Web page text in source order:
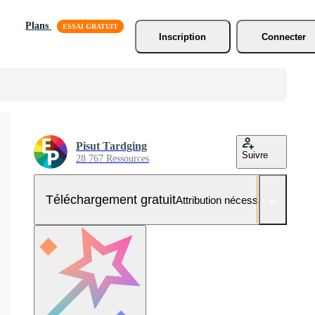
Plans
Inscription
Connecter
Pisut Tardging
28 767 Ressources Suivre
Téléchargement gratuitAttribution nécessaire